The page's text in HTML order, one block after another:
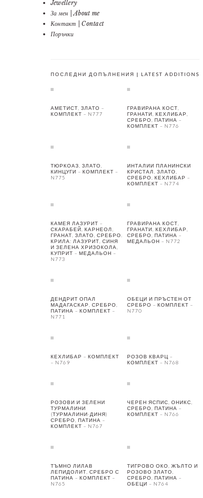
Jewellery
За мен | About me
Контакт | Contact
Поръчки
ПОСЛЕДНИ ДОПЪЛНЕНИЯ | LATEST ADDITIONS
АМЕТИСТ, ЗЛАТО –
КОМПЛЕКТ – N777
ГРАВИРАНА КОСТ,
ГРАНАТИ, КЕХЛИБАР,
СРЕБРО, ПАТИНА –
КОМПЛЕКТ – N776
ТЮРКОАЗ, ЗЛАТО,
КИНЦУГИ – КОМПЛЕКТ –
N775
ИНТАЛИИ ПЛАНИНСКИ
КРИСТАЛ, ЗЛАТО,
СРЕБРО, КЕХЛИБАР –
КОМПЛЕКТ – N774
КАМЕЯ ЛАЗУРИТ –
СКАРАБЕЙ, КАРНЕОЛ,
ГРАНАТ, ЗЛАТО, СРЕБРО.
КРИЛА: ЛАЗУРИТ, СИНЯ
И ЗЕЛЕНА ХРИЗОКОЛА,
КУПРИТ – МЕДАЛЬОН –
N773
ГРАВИРАНА КОСТ,
ГРАНАТИ, КЕХЛИБАР,
СРЕБРО, ПАТИНА –
МЕДАЛЬОН – N772
ДЕНДРИТ ОПАЛ
МАДАГАСКАР, СРЕБРО,
ПАТИНА – КОМПЛЕКТ –
N771
ОБЕЦИ И ПРЪСТЕН ОТ
СРЕБРО – КОМПЛЕКТ –
N770
КЕХЛИБАР – КОМПЛЕКТ
– N769
РОЗОВ КВАРЦ –
КОМПЛЕКТ – N768
РОЗОВИ И ЗЕЛЕНИ
ТУРМАЛИНИ
(ТУРМАЛИНИ-ДИНЯ)
СРЕБРО, ПАТИНА –
КОМПЛЕКТ – N767
ЧЕРЕН ЯСПИС, ОНИКС,
СРЕБРО, ПАТИНА –
КОМПЛЕКТ – N766
ТЪМНО ЛИЛАВ
ЛЕПИДОЛИТ, СРЕБРО С
ПАТИНА – КОМПЛЕКТ –
N765
ТИГРОВО ОКО, ЖЪЛТО И
РОЗОВО ЗЛАТО,
СРЕБРО, ПАТИНА –
ОБЕЦИ – N764